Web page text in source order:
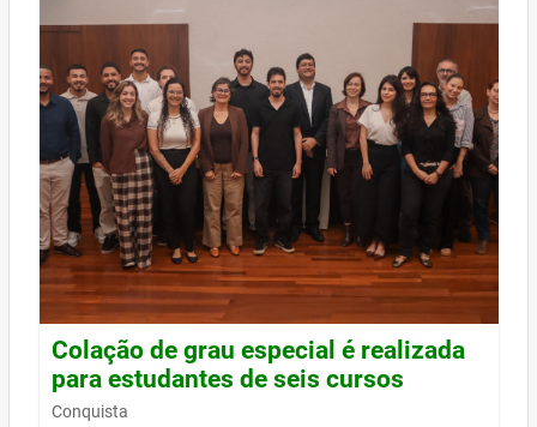
Colação de grau especial é realizada
para estudantes de seis cursos
Conquista